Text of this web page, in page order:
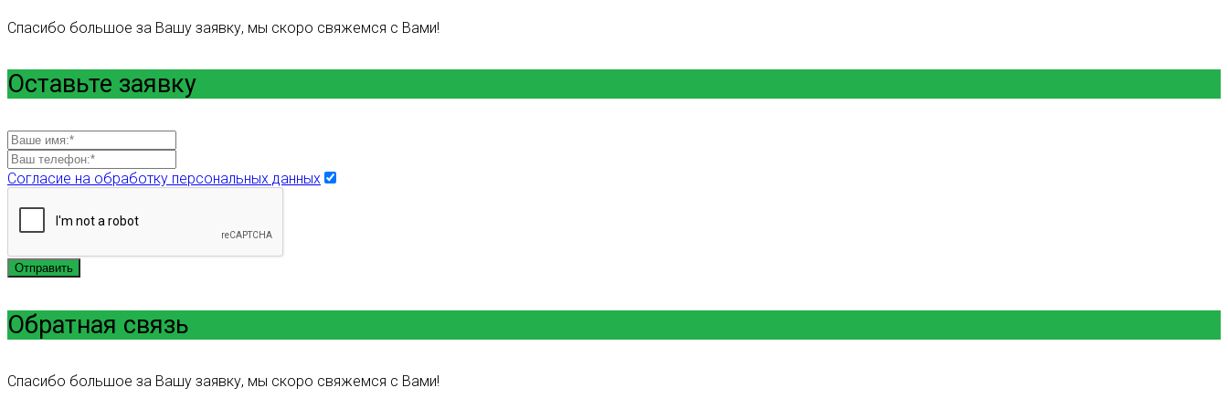
Спасибо большое за Вашу заявку, мы скоро свяжемся с Вами!
Оставьте заявку
Согласие на обработку персональных данных
Отправить
Обратная связь
Спасибо большое за Вашу заявку, мы скоро свяжемся с Вами!